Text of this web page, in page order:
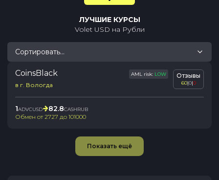
ЛУЧШИЕ КУРСЫ
Volet USD на Рубли
Сортировать...
CoinsBlack AML risk: LOW
в г. Вологда
Отзывы
60|0|0
1ADVCUSD 82.8CASHRUB
Обмен от2727 до 101000
Показать ещё